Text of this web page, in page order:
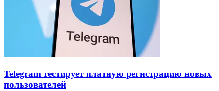
Telegram тестирует платную регистрацию новых
пользователей